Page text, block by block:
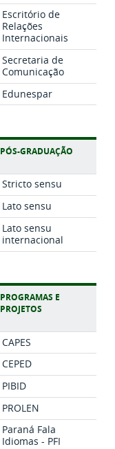
Escritório de
Relações
Internacionais
Secretaria de
Comunicação
Edunespar
PÓS-GRADUAÇÃO
Stricto sensu
Lato sensu
Lato sensu
internacional
PROGRAMAS E
PROJETOS
CAPES
CEPED
PIBID
PROLEN
Paraná Fala
Idiomas - PFI